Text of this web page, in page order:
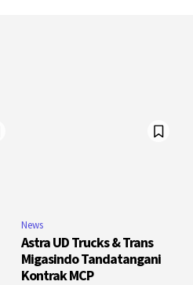
News
Astra UD Trucks & Trans
Migasindo Tandatangani
Kontrak MCP